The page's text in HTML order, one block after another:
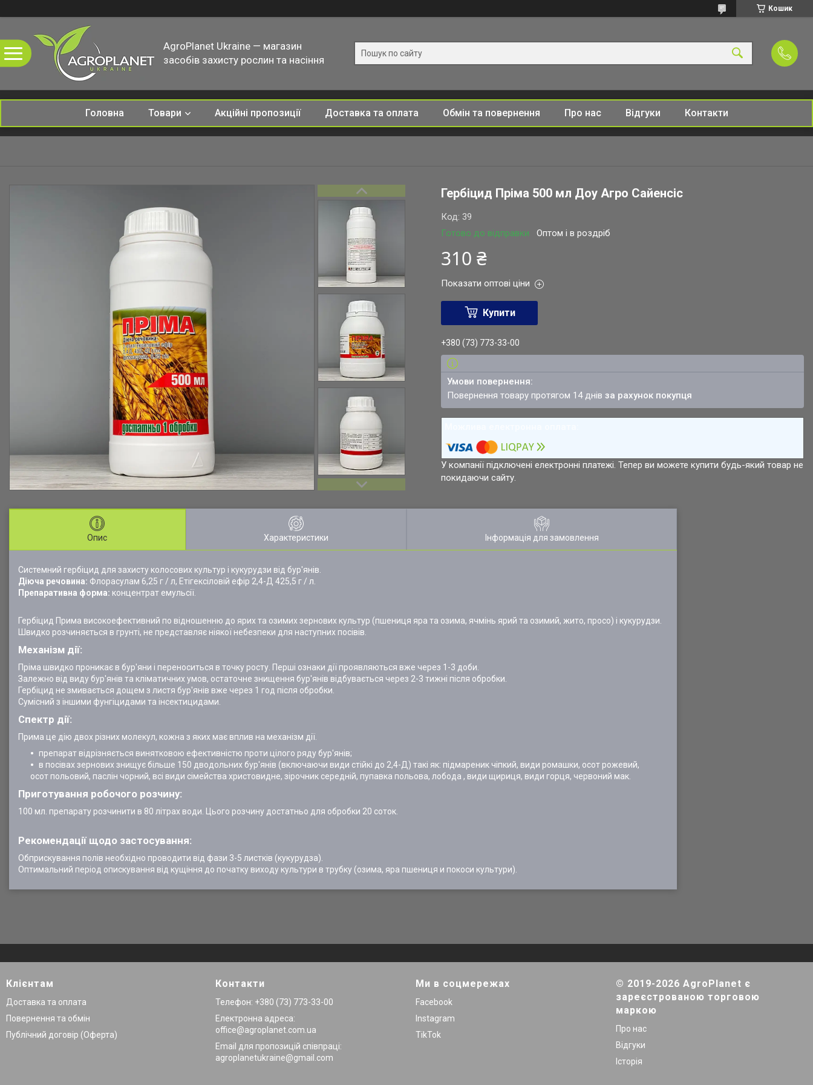
Кошик
AgroPlanet Ukraine — магазин
засобів захисту рослин та насіння
Головна Товари Акційні пропозиції Доставка та оплата Обмін та повернення Про нас Відгуки Контакти
Гербіцид Пріма 500 мл Доу Агро Сайенсіс
Готово до відправки Оптом і в роздріб
Код: 39
310 ₴
Показати оптові ціни
Купити
+380 (73) 773-33-00
повернення товару протягом 14 днівза рахунок покупця
У компанії підключені електронні платежі. Тепер ви можете купити будь-який товар не
покидаючи сайту.
Опис Характеристики Інформація для замовлення
Системний гербіцид для захисту колосових культур і кукурудзи від бур'янів.
Діюча речовина: Флорасулам 6,25 г / л, Етігексіловій ефір 2,4-Д 425,5 г / л.
Препаративна форма: концентрат емульсії.
Гербіцид Прима високоефективний по відношенню до ярих та озимих зернових культур (пшениця яра та озима, ячмінь ярий та озимий, жито, просо) і кукурудзи.
Швидко розчиняється в грунті, не представляє ніякої небезпеки для наступних посівів.
Механізм дії:
Пріма швидко проникає в бур'яни і переноситься в точку росту. Перші ознаки дії проявляються вже через 1-3 доби.
Залежно від виду бур'янів та кліматичних умов, остаточне знищення бур'янів відбувається через 2-3 тижні після обробки.
Гербіцид не змивається дощем з листя бур'янів вже через 1 год після обробки.
Сумісний з іншими фунгіцидами та інсектицидами.
Спектр дії:
Прима це дію двох різних молекул, кожна з яких має вплив на механізм дії.
препарат відрізняється винятковою ефективністю проти цілого ряду бур'янів;
в посівах зернових знищує більше 150 дводольних бур'янів (включаючи види стійкі до 2,4-Д) такі як: підмареник чіпкий, види ромашки, осот рожевий,
осот польовий, паслін чорний, всі види сімейства христовидне, зірочник середній, пупавка польова, лобода , види щириця, види горця, червоний мак.
Приготування робочого розчину:
100 мл. препарату розчинити в 80 літрах води. Цього розчину достатньо для обробки 20 соток.
Рекомендації щодо застосування:
Обприскування полів необхідно проводити від фази 3-5 листків (кукурудза).
Оптимальний період опискування від кущіння до початку виходу культури в трубку (озима, яра пшениця и покоси культури).
Клієнтам
Доставка та оплата
Повернення та обмін
Публічний договір (Оферта)
Контакти
Телефон: +380 (73) 773-33-00
Електронна адреса:
office@agroplanet.com.ua
Email для пропозицій співпраці:
agroplanetukraine@gmail.com
Ми в соцмережах
Facebook
Instagram
TikTok
© 2019-2026 AgroPlanet є
зареєстрованою торговою
маркою
Про нас
Відгуки
Історія